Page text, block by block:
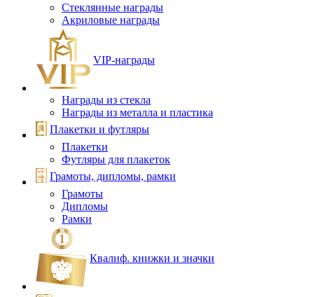
Стеклянные награды
Акриловые награды
VIP‑награды
Награды из стекла
Награды из металла и пластика
Плакетки и футляры
Плакетки
Футляры для плакеток
Грамоты, дипломы, рамки
Грамоты
Дипломы
Рамки
Квалиф. книжки и значки